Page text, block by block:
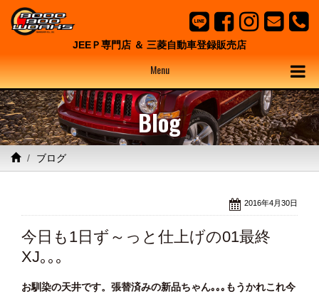
JEEＰ専門店 ＆ 三菱自動車登録販売店
Menu
Blog
ブログ
2016年4月30日
今日も1日ず～っと仕上げの01最終
XJ｡｡｡
お馴染の天井です。張替済みの新品ちゃん｡｡｡もうかれこれ今